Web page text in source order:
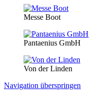
Messe Boot
Pantaenius GmbH
Von der Linden
Navigation überspringen